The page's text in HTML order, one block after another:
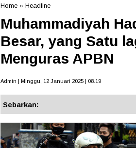
Home » Headline
Muhammadiyah
Besar, yang Satu
Menguras APBN
Admin | Minggu, 12 Januari 2025 | 08.19
Sebarkan: